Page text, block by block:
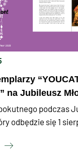
na Jubileusz
Sakrament
podczas
odbędzie się 1